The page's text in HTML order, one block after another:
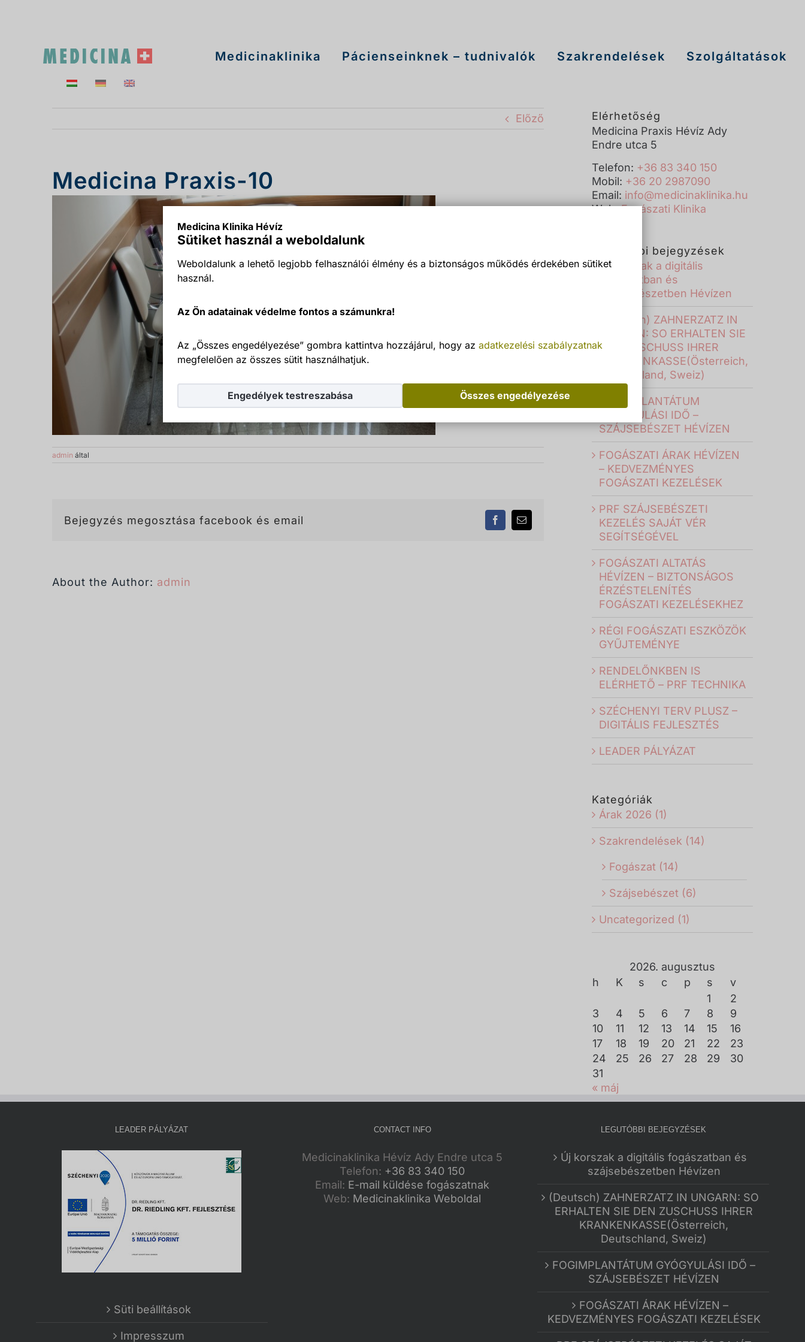
Medicina Klinika Hévíz
Sütiket használ a weboldalunk
Weboldalunk a lehető legjobb felhasználói élmény és a biztonságos működés érdekében sütiket
használ.
Az Ön adatainak védelme fontos a számunkra!
Az „Összes engedélyezése” gombra kattintva hozzájárul, hogy az adatkezelési szabályzatnak
megfelelően az összes sütit használhatjuk.
Összes engedélyezése
Engedélyek testreszabása
Medicinaklinika Pácienseinknek – tudnivalók Szakrendelések Szolgáltatások
Előző
Medicina Praxis-10
admin által
Bejegyzés megosztása facebook és email FacebookEmail:
About the Author: admin
Elérhetőség
Medicina Praxis Hévíz Ady
Endre utca 5
Telefon: +36 83 340 150
Mobil: +36 20 2987090
Email: info@medicinaklinika.hu
Web:Fogászati Klinika
Legutóbbi bejegyzések
Új korszak a digitális
fogászatban és
szájsebészetben Hévízen
(Deutsch) ZAHNERZATZ IN
UNGARN: SO ERHALTEN SIE
DEN ZUSCHUSS IHRER
KRANKENKASSE(Österreich,
Deutschland, Sweiz)
FOGIMPLANTÁTUM
GYÓGYULÁSI IDŐ –
SZÁJSEBÉSZET HÉVÍZEN
FOGÁSZATI ÁRAK HÉVÍZEN
– KEDVEZMÉNYES
FOGÁSZATI KEZELÉSEK
PRF SZÁJSEBÉSZETI
KEZELÉS SAJÁT VÉR
SEGÍTSÉGÉVEL
FOGÁSZATI ALTATÁS
HÉVÍZEN – BIZTONSÁGOS
ÉRZÉSTELENÍTÉS
FOGÁSZATI KEZELÉSEKHEZ
RÉGI FOGÁSZATI ESZKÖZÖK
GYŰJTEMÉNYE
RENDELŐNKBEN IS
ELÉRHETŐ – PRF TECHNIKA
SZÉCHENYI TERV PLUSZ –
DIGITÁLIS FEJLESZTÉS
LEADER PÁLYÁZAT
Kategóriák
Árak 2026 (1)
Szakrendelések (14)
Fogászat (14)
Szájsebészet (6)
Uncategorized (1)
2026. augusztus
h
K s c p s
v
1
2
3
4 5 6 7 8
9
10
11 12 13 14 15
16
17
18 19 20 21 22
23
24
25 26 27 28 29
30
31
« máj
LEADER PÁLYÁZAT
Süti beállítások
Impresszum
CONTACT INFO
Medicinaklinika Hévíz Ady Endre utca 5
Telefon: +36 83 340 150
Email: E-mail küldése fogászatnak
Web: Medicinaklinika Weboldal
LEGUTÓBBI BEJEGYZÉSEK
Új korszak a digitális fogászatban és
szájsebészetben Hévízen
(Deutsch) ZAHNERZATZ IN UNGARN: SO
ERHALTEN SIE DEN ZUSCHUSS IHRER
KRANKENKASSE(Österreich,
Deutschland, Sweiz)
FOGIMPLANTÁTUM GYÓGYULÁSI IDŐ –
SZÁJSEBÉSZET HÉVÍZEN
FOGÁSZATI ÁRAK HÉVÍZEN –
KEDVEZMÉNYES FOGÁSZATI KEZELÉSEK